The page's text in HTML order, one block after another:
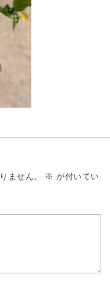
ません。 ※ が付いてい